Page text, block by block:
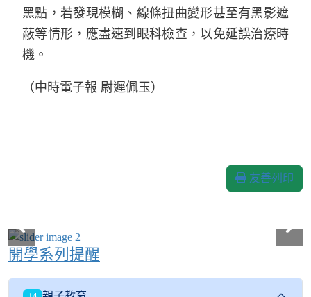
黑點，若發現模糊、線條扭曲變形甚至有黑影遮
蔽等情形，應盡速到眼科檢查，以免延誤治療時
機。
（中時電子報 尉遲佩玉）
友善列印
開學系列提醒